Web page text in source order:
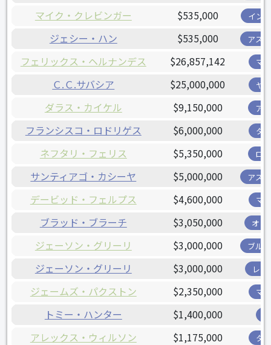
マイク・クレビンガー $535,000 イン
ジェシー・ハン $535,000 アス
フェリックス・ヘルナンデス $26,857,142 マ
Ｃ.Ｃ.サバシア $25,000,000 ヤ
ダラス・カイケル $9,150,000 ア
フランシスコ・ロドリゲス $6,000,000 タ
ネフタリ・フェリス $5,350,000 ロ
サンティアゴ・カシーヤ $5,000,000 アス
デービッド・フェルプス $4,600,000 マ
ブラッド・ブラーチ $3,050,000 オリ
ジェーソン・グリーリ $3,000,000 ブル
ジェーソン・グリーリ $3,000,000 レン
ジェームズ・パクストン $2,350,000 マ
トミー・ハンター $1,400,000
アレックス・ウィルソン $1,175,000 タ